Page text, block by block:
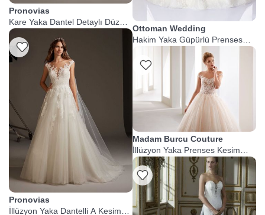
Pronovias
Kare Yaka Dantel Detaylı Düz
Kesim Gelinlik
Listeme Ekle
Pronovias
İllüzyon Yaka Dantelli A Kesim
Ottoman Wedding
Hakim Yaka Güpürlü Prenses
Listeme Ekle
Madam Burcu Couture
İllüzyon Yaka Prenses Kesim
Krem Gelinlik